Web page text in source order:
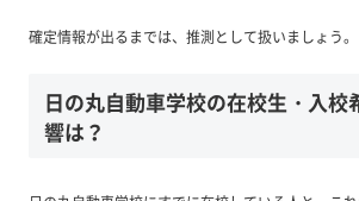
確定情報が出るまでは、推測として扱いましょう。
日の丸自動車学校の在校生・入校
響は？